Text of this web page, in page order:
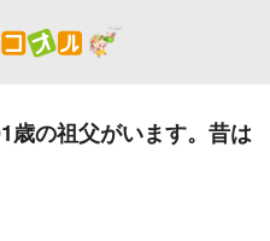
歳の祖父がいます。昔は